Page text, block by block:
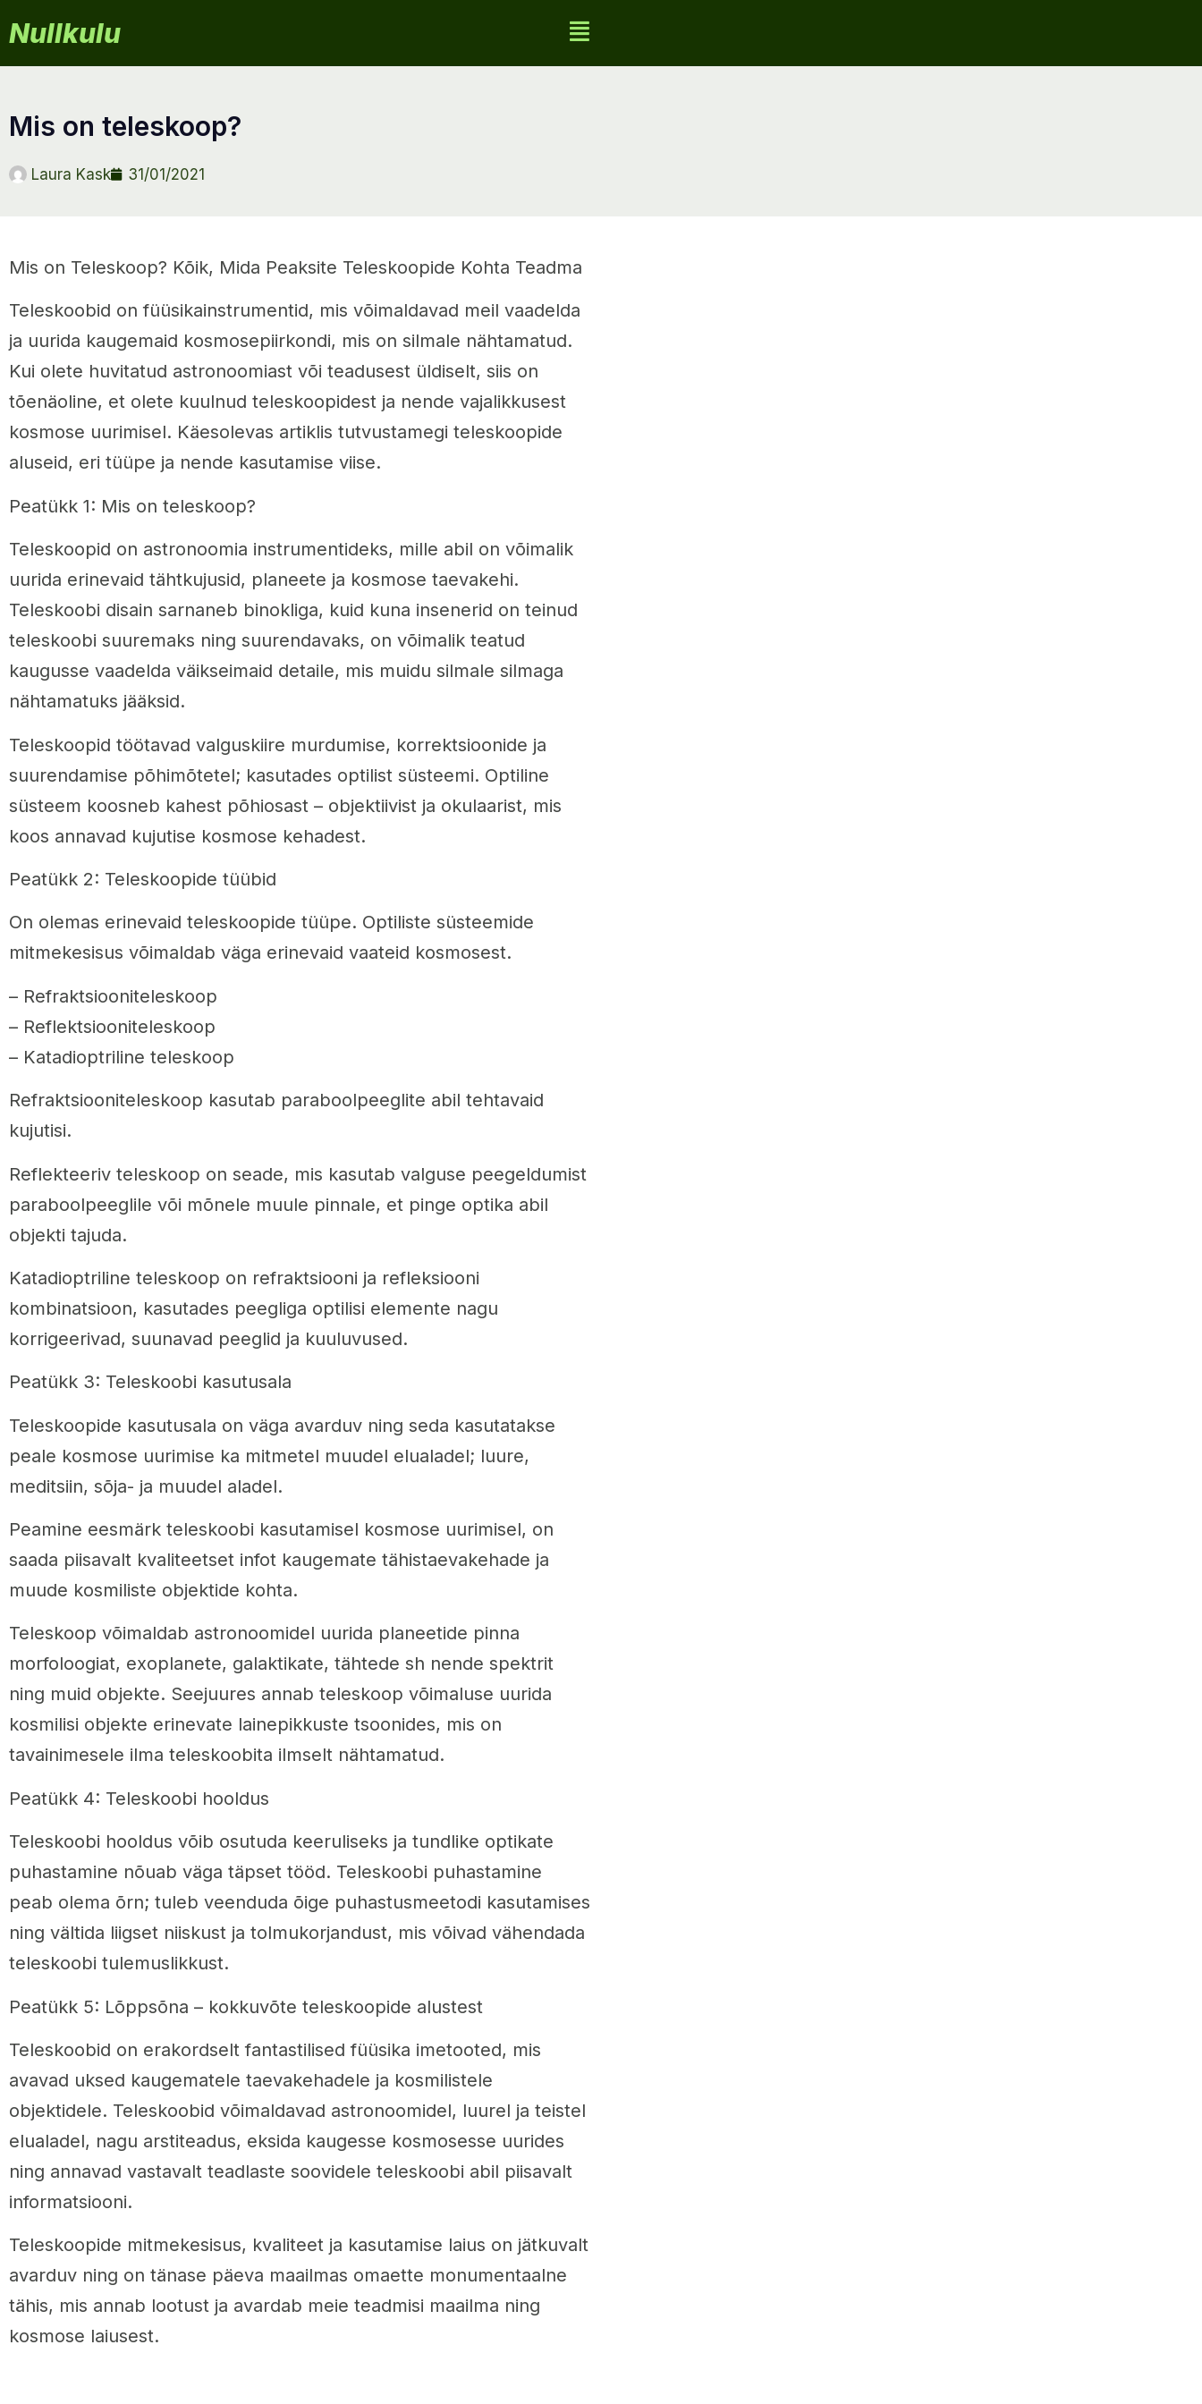
Nullkulu
mis on teleskoop?
Laura Kask 31/01/2021
Mis on Teleskoop? Kõik, Mida Peaksite Teleskoopide Kohta Teadma
Teleskoobid on füüsikainstrumentid, mis võimaldavad meil vaadelda
ja uurida kaugemaid kosmosepiirkondi, mis on silmale nähtamatud.
Kui olete huvitatud astronoomiast või teadusest üldiselt, siis on
tõenäoline, et olete kuulnud teleskoopidest ja nende vajalikkusest
kosmose uurimisel. Käesolevas artiklis tutvustamegi teleskoopide
aluseid, eri tüüpe ja nende kasutamise viise.
Peatükk 1: Mis on teleskoop?
Teleskoopid on astronoomia instrumentideks, mille abil on võimalik
uurida erinevaid tähtkujusid, planeete ja kosmose taevakehi.
Teleskoobi disain sarnaneb binokliga, kuid kuna insenerid on teinud
teleskoobi suuremaks ning suurendavaks, on võimalik teatud
kaugusse vaadelda väikseimaid detaile, mis muidu silmale silmaga
nähtamatuks jääksid.
Teleskoopid töötavad valguskiire murdumise, korrektsioonide ja
suurendamise põhimõtetel; kasutades optilist süsteemi. Optiline
süsteem koosneb kahest põhiosast – objektiivist ja okulaarist, mis
koos annavad kujutise kosmose kehadest.
Peatükk 2: Teleskoopide tüübid
On olemas erinevaid teleskoopide tüüpe. Optiliste süsteemide
mitmekesisus võimaldab väga erinevaid vaateid kosmosest.
– Refraktsiooniteleskoop
– Reflektsiooniteleskoop
– Katadioptriline teleskoop
Refraktsiooniteleskoop kasutab paraboolpeeglite abil tehtavaid
kujutisi.
Reflekteeriv teleskoop on seade, mis kasutab valguse peegeldumist
paraboolpeeglile või mõnele muule pinnale, et pinge optika abil
objekti tajuda.
Katadioptriline teleskoop on refraktsiooni ja refleksiooni
kombinatsioon, kasutades peegliga optilisi elemente nagu
korrigeerivad, suunavad peeglid ja kuuluvused.
Peatükk 3: Teleskoobi kasutusala
Teleskoopide kasutusala on väga avarduv ning seda kasutatakse
peale kosmose uurimise ka mitmetel muudel elualadel; luure,
meditsiin, sõja- ja muudel aladel.
Peamine eesmärk teleskoobi kasutamisel kosmose uurimisel, on
saada piisavalt kvaliteetset infot kaugemate tähistaevakehade ja
muude kosmiliste objektide kohta.
Teleskoop võimaldab astronoomidel uurida planeetide pinna
morfoloogiat, exoplanete, galaktikate, tähtede sh nende spektrit
ning muid objekte. Seejuures annab teleskoop võimaluse uurida
kosmilisi objekte erinevate lainepikkuste tsoonides, mis on
tavainimesele ilma teleskoobita ilmselt nähtamatud.
Peatükk 4: Teleskoobi hooldus
Teleskoobi hooldus võib osutuda keeruliseks ja tundlike optikate
puhastamine nõuab väga täpset tööd. Teleskoobi puhastamine
peab olema õrn; tuleb veenduda õige puhastusmeetodi kasutamises
ning vältida liigset niiskust ja tolmukorjandust, mis võivad vähendada
teleskoobi tulemuslikkust.
Peatükk 5: Lõppsõna – kokkuvõte teleskoopide alustest
Teleskoobid on erakordselt fantastilised füüsika imetooted, mis
avavad uksed kaugematele taevakehadele ja kosmilistele
objektidele. Teleskoobid võimaldavad astronoomidel, luurel ja teistel
elualadel, nagu arstiteadus, eksida kaugesse kosmosesse uurides
ning annavad vastavalt teadlaste soovidele teleskoobi abil piisavalt
informatsiooni.
Teleskoopide mitmekesisus, kvaliteet ja kasutamise laius on jätkuvalt
avarduv ning on tänase päeva maailmas omaette monumentaalne
tähis, mis annab lootust ja avardab meie teadmisi maailma ning
kosmose laiusest.